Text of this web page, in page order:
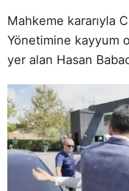
Mahkeme kararıyla
Yönetimine kayyum
yer alan Hasan